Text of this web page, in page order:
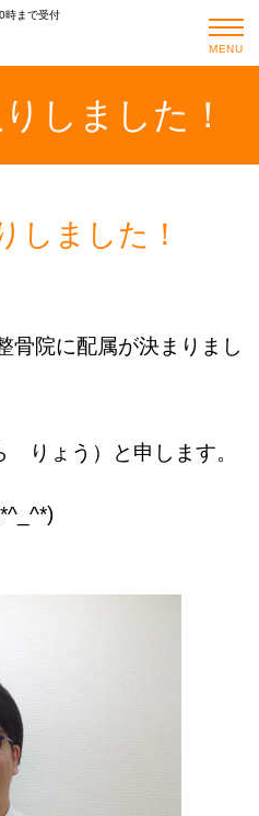
時まで受付
MENU
しました！
しました！
骨院に配属が決まりまし
りょう）と申します。